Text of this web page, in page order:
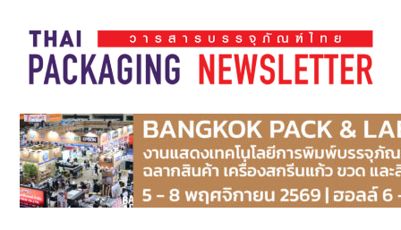
main
content
secondary
menu
primary
sidebar
footer
Thai
Pack
Magazine
Pack
Magazine